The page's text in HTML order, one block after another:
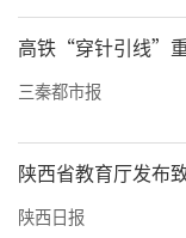
了当地的酿造
的还有种植木
高铁“穿针引线”
三秦都市报
陕西省教育厅发布
陕西日报